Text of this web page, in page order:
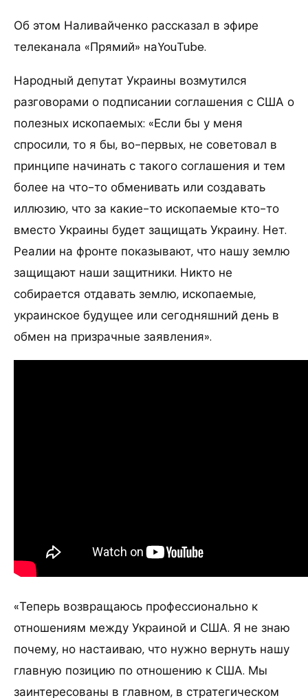
Об этом Наливайченко рассказал в эфире
телеканала «Прямий» наYouTube.
Народный депутат Украины возмутился
разговорами о подписании соглашения с США о
полезных ископаемых: «Если бы у меня
спросили, то я бы, во-первых, не советовал в
принципе начинать с такого соглашения и тем
более на что-то обменивать или создавать
иллюзию, что за какие-то ископаемые кто-то
вместо Украины будет защищать Украину. Нет.
Реалии на фронте показывают, что нашу землю
защищают наши защитники. Никто не
собирается отдавать землю, ископаемые,
украинское будущее или сегодняшний день в
обмен на призрачные заявления».
«Теперь возвращаюсь профессионально к
отношениям между Украиной и США. Я не знаю
почему, но настаиваю, что нужно вернуть нашу
главную позицию по отношению к США. Мы
заинтересованы в главном, в стратегическом